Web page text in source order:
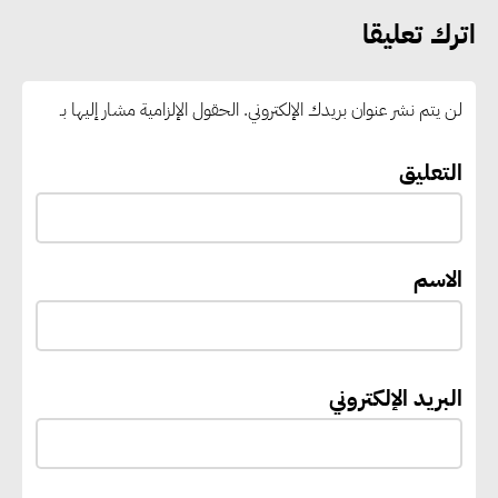
اترك تعليقا
لن يتم نشر عنوان بريدك الإلكتروني. الحقول الإلزامية مشار إليها بـ
التعليق
الاسم
البريد الإلكتروني
بمحطة القطار الكهربائي الخفيف..
وأكتا تحقق 101.4 مليون جنيه
إيفل تستثمر ما يصل إلى 130
“بي إس آر” في مشروعات الطاقة